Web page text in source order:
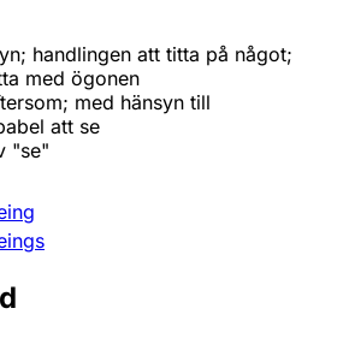
handlingen att titta på något;
med ögonen
med hänsyn till
att se
"se"